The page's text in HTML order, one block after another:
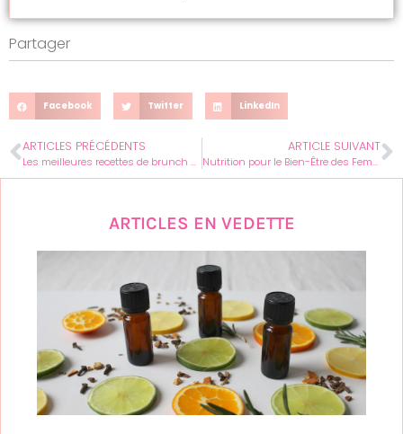
Partager
Facebook Twitter LinkedIn
ARTICLES PRÉCÉDENTS
Les meilleures recettes de brunch pour femmes modernes
ARTICLE SUIVANT
Nutrition pour le Bien-Être des Femmes : Conseils Essentiels pour une Vie Saine
ARTICLES EN VEDETTE